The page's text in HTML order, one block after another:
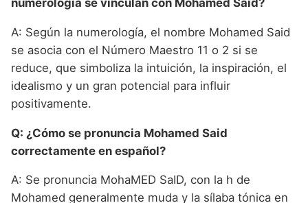
numerología se vinculan con Mohamed Said?
A: Según la numerología, el nombre Mohamed Said
se asocia con el Número Maestro 11 o 2 si se
reduce, que simboliza la intuición, la inspiración, el
idealismo y un gran potencial para influir
positivamente.
Q: ¿Cómo se pronuncia Mohamed Said
correctamente en español?
A: Se pronuncia MohaMED SaID, con la h de
Mohamed generalmente muda y la sílaba tónica en